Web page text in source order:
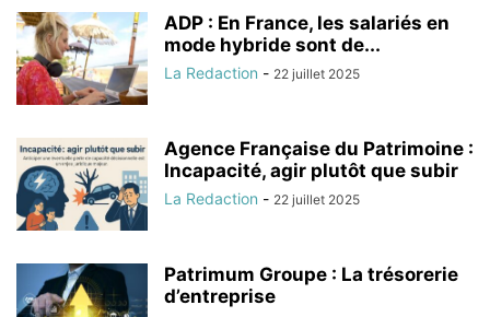
ADP : En France, les salariés en
mode hybride sont de...
La Redaction - 22 juillet 2025
Agence Française du Patrimoine :
Incapacité, agir plutôt que subir
La Redaction - 22 juillet 2025
Patrimum Groupe : La trésorerie
d’entreprise